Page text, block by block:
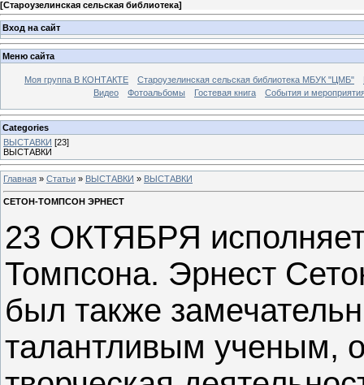
[Староузелинская сельская библиотека]
Вход на сайт
Меню сайта
Моя группа В КОНТАКТЕ Староузелинская сельская библиотека МБУК "ЦМБ"
Видео
Фотоальбомы Гостевая книга События и
Categories
ВЫСТАВКИ [23]
ВЫСТАВКИ
Главная » Статьи » ВЫСТАВКИ » ВЫСТАВКИ
СЕТОН-ТОМПСОН ЭРНЕСТ
23 ОКТЯБРЯ
Томпсона. Эрнест
был также
талантливым ученым,